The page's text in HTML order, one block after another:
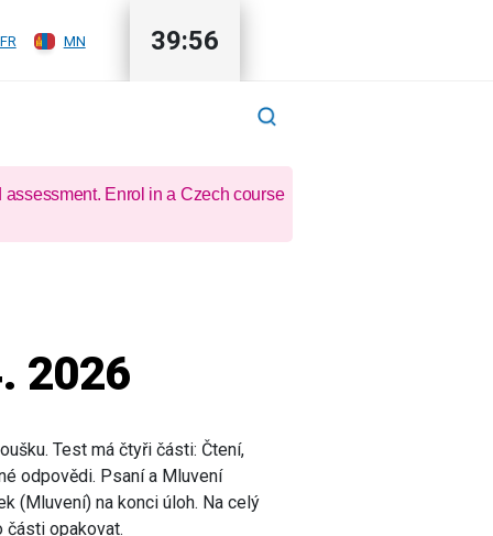
FR MN 39:55
Enrol in a Czech course
2026
Test má čtyři části: Čtení,
odpovědi. Psaní a Mluvení
(Mluvení) na konci úloh. Na celý
části opakovat.